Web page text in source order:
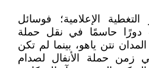
الإعلامية؛ فوسائل
دورًا حاسمًا في نقل حملة
المدان نتن ياهو، بينما لم تكن
زمن حملة الأنفال لصدام